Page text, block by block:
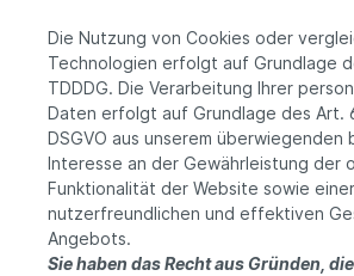
Die Nutzung von Cookies oder
Technologien erfolgt auf Grundlage
TDDDG. Die Verarbeitung Ihrer
Daten erfolgt auf Grundlage des Art.
DSGVO aus unserem
Interesse an der Gewährleistung der
Funktionalität der Website sowie einer
nutzerfreundlichen und effektiven
Angebots.
Sie haben das Recht aus Gründen,